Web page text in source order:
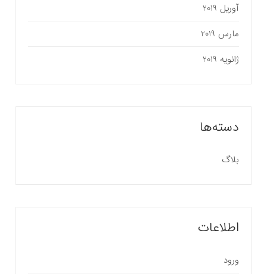
آوریل 2019
مارس 2019
ژانویه 2019
دسته‌ها
بلاگ
اطلاعات
ورود